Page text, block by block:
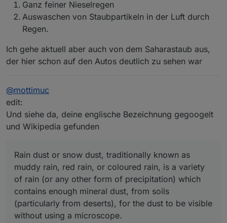
Ganz feiner Nieselregen
Auswaschen von Staubpartikeln in der Luft durch
Regen.
Ich gehe aktuell aber auch von dem Saharastaub aus,
der hier schon auf den Autos deutlich zu sehen war
@mottimuc
edit:
Und siehe da, deine englische Bezeichnung gegoogelt
und Wikipedia gefunden
Rain dust or snow dust, traditionally known as
muddy rain, red rain, or coloured rain, is a variety
of rain (or any other form of precipitation) which
contains enough mineral dust, from soils
(particularly from deserts), for the dust to be visible
without using a microscope.